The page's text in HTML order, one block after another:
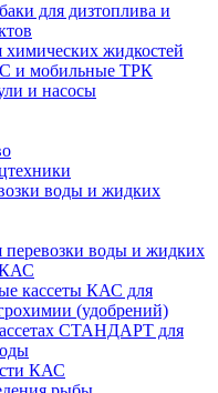
для дизтоплива и
химических жидкостей
и мобильные ТРК
и насосы
воды и жидких
перевозки воды и жидких
КАС
кассеты КАС для
(удобрений)
СТАНДАРТ для
КАС